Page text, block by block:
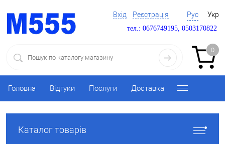
Вхід Реєстрація Рус Укр
тел.: 0676749195, 0503170822
0
Головна Відгуки Послуги Доставка
Каталог товарів